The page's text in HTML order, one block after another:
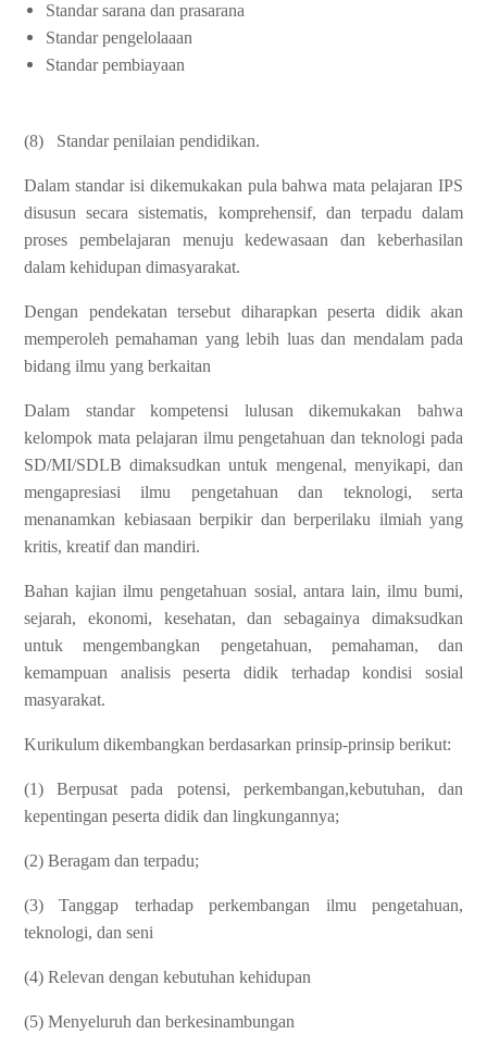
Standar sarana dan prasarana
Standar pengelolaaan
Standar pembiayaan
(8) Standar penilaian pendidikan.
Dalam standar isi dikemukakan pula bahwa mata pelajaran IPS
disusun secara sistematis, komprehensif, dan terpadu dalam
proses pembelajaran menuju kedewasaan dan keberhasilan
dalam kehidupan dimasyarakat.
Dengan pendekatan tersebut diharapkan peserta didik akan
memperoleh pemahaman yang lebih luas dan mendalam pada
bidang ilmu yang berkaitan
Dalam standar kompetensi lulusan dikemukakan bahwa
kelompok mata pelajaran ilmu pengetahuan dan teknologi pada
SD/MI/SDLB dimaksudkan untuk mengenal, menyikapi, dan
mengapresiasi ilmu pengetahuan dan teknologi, serta
menanamkan kebiasaan berpikir dan berperilaku ilmiah yang
kritis, kreatif dan mandiri.
Bahan kajian ilmu pengetahuan sosial, antara lain, ilmu bumi,
sejarah, ekonomi, kesehatan, dan sebagainya dimaksudkan
untuk mengembangkan pengetahuan, pemahaman, dan
kemampuan analisis peserta didik terhadap kondisi sosial
masyarakat.
Kurikulum dikembangkan berdasarkan prinsip-prinsip berikut:
(1) Berpusat pada potensi, perkembangan,kebutuhan, dan
kepentingan peserta didik dan lingkungannya;
(2) Beragam dan terpadu;
(3) Tanggap terhadap perkembangan ilmu pengetahuan,
teknologi, dan seni
(4) Relevan dengan kebutuhan kehidupan
(5) Menyeluruh dan berkesinambungan